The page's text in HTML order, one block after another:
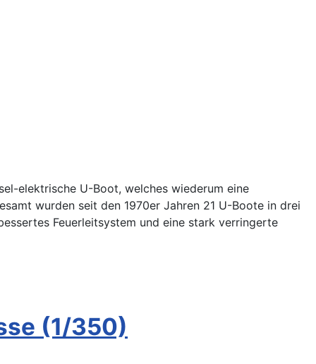
elektrische U-Boot, welches wiederum eine
wurden seit den 1970er Jahren 21 U-Boote in drei
Feuerleitsystem und eine stark verringerte
(1/350)